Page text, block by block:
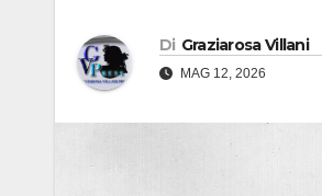
Di Graziarosa Villani
MAG 12, 2026